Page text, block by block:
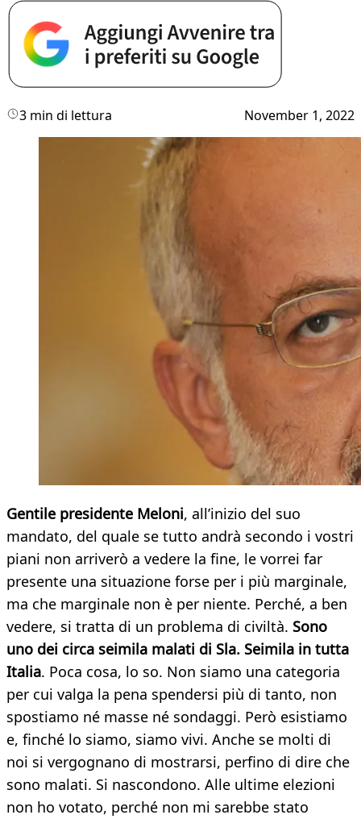
3 min di lettura November 1, 2022
Gentile presidente Meloni, all’inizio del suo
mandato, del quale se tutto andrà secondo i vostri
piani non arriverò a vedere la fine, le vorrei far
presente una situazione forse per i più marginale,
ma che marginale non è per niente. Perché, a ben
vedere, si tratta di un problema di civiltà. Sono
uno dei circa seimila malati di Sla. Seimila in tutta
Italia. Poca cosa, lo so. Non siamo una categoria
per cui valga la pena spendersi più di tanto, non
spostiamo né masse né sondaggi. Però esistiamo
e, finché lo siamo, siamo vivi. Anche se molti di
noi si vergognano di mostrarsi, perfino di dire che
sono malati. Si nascondono. Alle ultime elezioni
non ho votato, perché non mi sarebbe stato